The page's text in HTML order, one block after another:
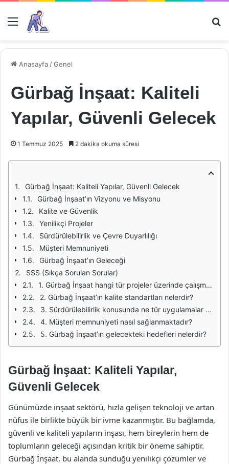
Menü
Anasayfa /Genel
Gürbağ İnşaat: Kaliteli
Yapılar, Güvenli Gelecek
1 Temmuz 2025 2 dakika okuma süresi
Gürbağ İnşaat: Kaliteli Yapılar, Güvenli Gelecek
Gürbağ İnşaat’ın Vizyonu ve Misyonu
Kalite ve Güvenlik
Yenilikçi Projeler
Sürdürülebilirlik ve Çevre Duyarlılığı
Müşteri Memnuniyeti
Gürbağ İnşaat’ın Geleceği
SSS (Sıkça Sorulan Sorular)
1. Gürbağ İnşaat hangi tür projeler üzerinde çalışmaktadır?
2. Gürbağ İnşaat’ın kalite standartları nelerdir?
3. Sürdürülebilirlik konusunda ne tür uygulamalar yapmaktadır?
4. Müşteri memnuniyeti nasıl sağlanmaktadır?
5. Gürbağ İnşaat’ın gelecekteki hedefleri nelerdir?
Gürbağ İnşaat: Kaliteli Yapılar,
Güvenli Gelecek
Günümüzde inşaat sektörü, hızla gelişen teknoloji ve artan
nüfus ile birlikte büyük bir ivme kazanmıştır. Bu bağlamda,
güvenli ve kaliteli yapıların inşası, hem bireylerin hem de
toplumların geleceği açısından kritik bir öneme sahiptir.
Gürbağ İnşaat, bu alanda sunduğu yenilikçi çözümler ve